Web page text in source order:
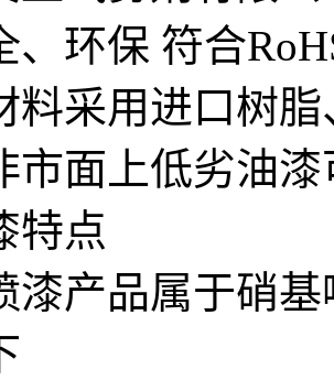
、环保 符合
料采用进口树
市面上低劣油漆
特点
漆产品属于硝